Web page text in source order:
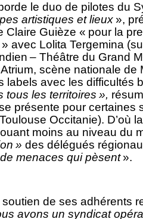
le duo de pilotes du
artistiques et lieux»,
Guièze « pour la
avec Lolita Tergemina
– Théâtre du Grand
scène nationale de
avec les difficultés
tous les territoires »,
présente pour certaines
Occitanie). D’où
moins au niveau du
» des délégués
menaces qui pèsent».
de ses adhérents
avons un syndicat